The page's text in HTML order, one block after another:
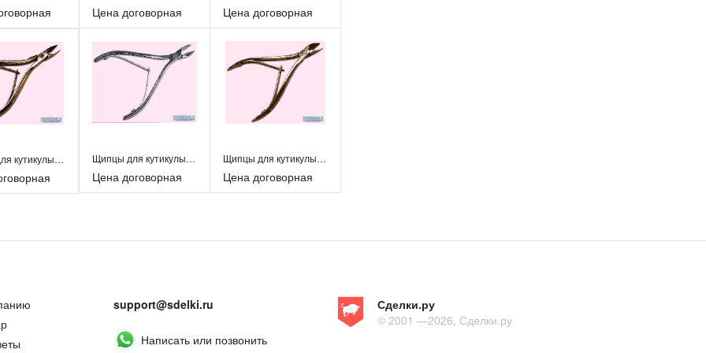
Цена договорная Цена договорная
Щипцы для кутикулы Дорива угловые , 10 мм,шт. Щипцы для кутикулы Мастер угловые, 5-6 мм, шт..
Цена договорная
Щипцы для кутикулы Дорива прямые, 10 мм, шт.
Цена договорная
support@sdelki.ru
Написать или позвонить
Сделки.ру
© 2001 —2026, Сделки.ру